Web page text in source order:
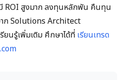
ROI สูงมาก ลงทุนหลักพัน คืนทุน
าก Solutions Architect
ยนรู้เพิ่มเติม ศึกษาได้ที่ เรียนเทรด